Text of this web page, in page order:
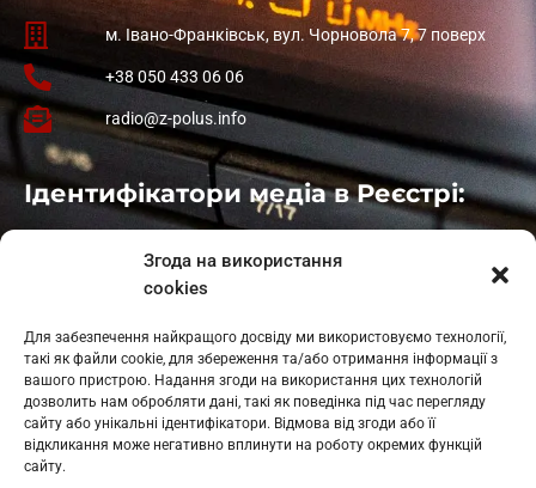
Згода на використання
cookies
Для забезпечення найкращого досвіду ми використовуємо технології,
такі як файли cookie, для збереження та/або отримання інформації з
вашого пристрою. Надання згоди на використання цих технологій
дозволить нам обробляти дані, такі як поведінка під час перегляду
сайту або унікальні ідентифікатори. Відмова від згоди або її
відкликання може негативно вплинути на роботу окремих функцій
сайту.
м. Івано-Франківськ, вул. Чорновола 7, 7 поверх
+38 050 433 06 06
radio@z-polus.info
Ідентифікатори медіа в Реєстрі:
: L11-01410
: L11-01801
Косів: L11-01805
Гарасимів: L11-02274